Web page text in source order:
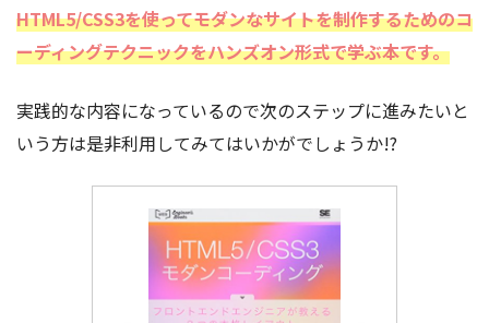
HTML5/CSS3を使ってモダンなサイトを制作するためのコ
ーディングテクニックをハンズオン形式で学ぶ本です。
実践的な内容になっているので次のステップに進みたいと
いう方は是非利用してみてはいかがでしょうか!?